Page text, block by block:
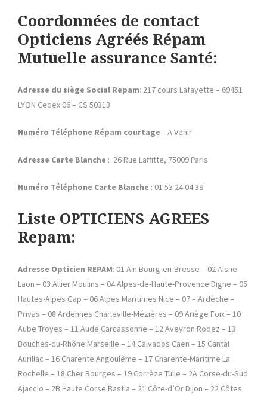
Coordonnées de contact
Opticiens Agréés Répam
Mutuelle assurance Santé:
Adresse du siège Social Repam: 217 cours Lafayette – 69451
LYON Cedex 06 – CS 50313
Numéro Téléphone Répam courtage : A Venir
Adresse Carte Blanche : 26 Rue Laffitte, 75009 Paris
Numéro Téléphone Carte Blanche : 01 53 24 04 39
Liste OPTICIENS AGREES
Repam:
Adresse Opticien REPAM: 01 Ain Bourg-en-Bresse – 02 Aisne
Laon – 03 Allier Moulins – 04 Alpes-de-Haute-Provence Digne – 05
Hautes-Alpes Gap – 06 Alpes Maritimes Nice – 07 – Ardèche –
Privas – 08 Ardennes Charleville-Mézières – 09 Ariège Foix – 10
Aube Troyes – 11 Aude Carcassonne – 12 Aveyron Rodez – 13
Bouches-du-Rhône Marseille – 14 Calvados Caen – 15 Cantal
Aurillac – 16 Charente Angoulême – 17 Charente-Maritime La
Rochelle – 18 Cher Bourges – 19 Corrèze Tulle – 2A Corse-du-Sud
Ajaccio – 2B Haute Corse Bastia – 21 Côte-d’Or Dijon – 22 Côtes